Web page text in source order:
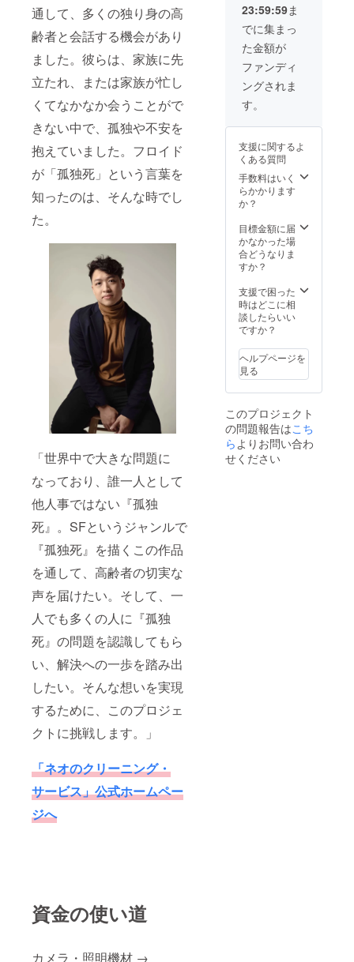
通して、多くの独り身の高
齢者と会話する機会があり
ました。彼らは、家族に先
立たれ、または家族が忙し
くてなかなか会うことがで
きない中で、孤独や不安を
抱えていました。フロイド
が「孤独死」という言葉を
知ったのは、そんな時でし
た。
「世界中で大きな問題に
なっており、誰一人として
他人事ではない『孤独
死』。SFというジャンルで
『孤独死』を描くこの作品
を通して、高齢者の切実な
声を届けたい。そして、一
人でも多くの人に『孤独
死』の問題を認識してもら
い、解決への一歩を踏み出
したい。そんな想いを実現
するために、このプロジェ
クトに挑戦します。」
「ネオのクリーニング・
サービス」公式ホームペー
ジへ
資金の使い道
カメラ・照明機材 →
トン・4オンス
（薄手)、単価
1820円＋送料 ※
支援時、必ず備
考欄にご希望の
お名前をご記入
ください。
23:59:59ま
でに集まっ
た金額が
ファンディ
ングされま
す。
支援に関するよ
くある質問
手数料はいく
らかかります
か？
目標金額に届
かなかった場
合どうなりま
すか？
支援で困った
時はどこに相
談したらいい
ですか？
ヘルプページを
見る
このプロジェクト
の問題報告はこち
ら よりお問い合わ
せください